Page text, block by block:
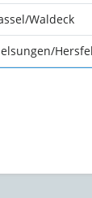
Waldeck